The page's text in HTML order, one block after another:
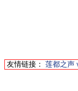
友情链接： 莲都之声